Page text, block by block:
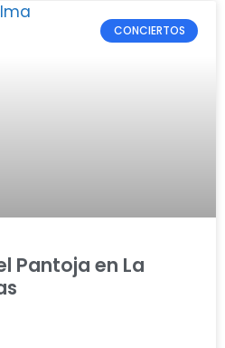
CONCIERTOS
Pantoja en La